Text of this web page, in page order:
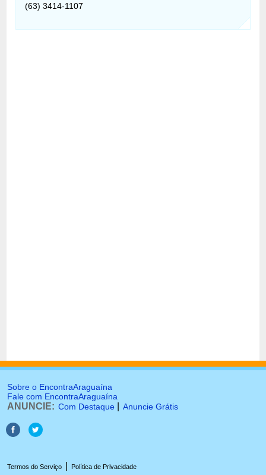
(63) 3414-1107
Sobre o EncontraAraguaína
Fale com EncontraAraguaína
ANUNCIE: Com Destaque Anuncie Grátis
Termos do Serviço Política de Privacidade